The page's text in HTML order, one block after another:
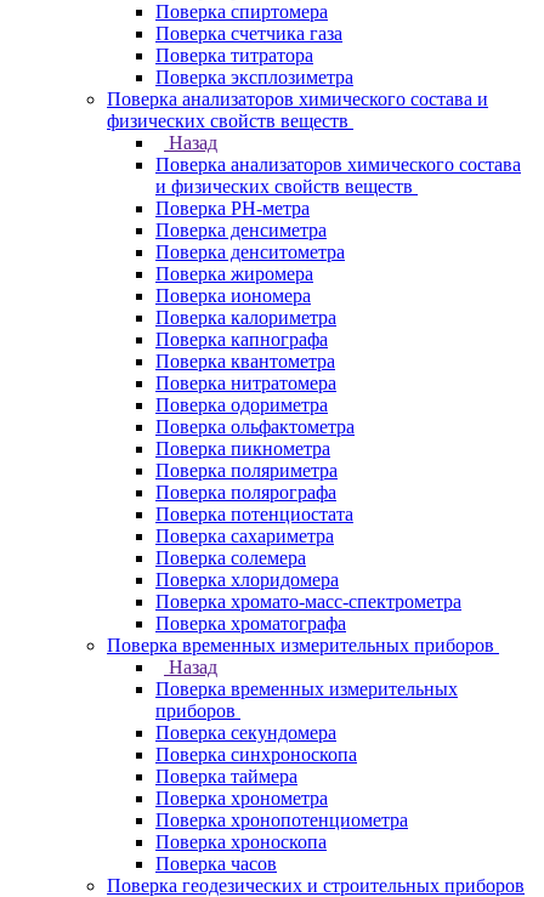
Поверка спиртомера
Поверка счетчика газа
Поверка титратора
Поверка эксплозиметра
Поверка анализаторов химического состава и
физических свойств веществ
Назад
Поверка анализаторов химического состава
и физических свойств веществ
Поверка PH-метра
Поверка денсиметра
Поверка денситометра
Поверка жиромера
Поверка иономера
Поверка калориметра
Поверка капнографа
Поверка квантометра
Поверка нитратомера
Поверка одориметра
Поверка ольфактометра
Поверка пикнометра
Поверка поляриметра
Поверка полярографа
Поверка потенциостата
Поверка сахариметра
Поверка солемера
Поверка хлоридомера
Поверка хромато-масс-спектрометра
Поверка хроматографа
Поверка временных измерительных приборов
Назад
Поверка временных измерительных
приборов
Поверка секундомера
Поверка синхроноскопа
Поверка таймера
Поверка хронометра
Поверка хронопотенциометра
Поверка хроноскопа
Поверка часов
Поверка геодезических и строительных приборов